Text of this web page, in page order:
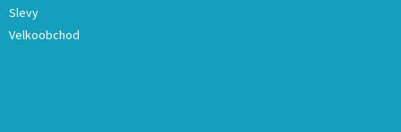
Slevy
Velkoobchod